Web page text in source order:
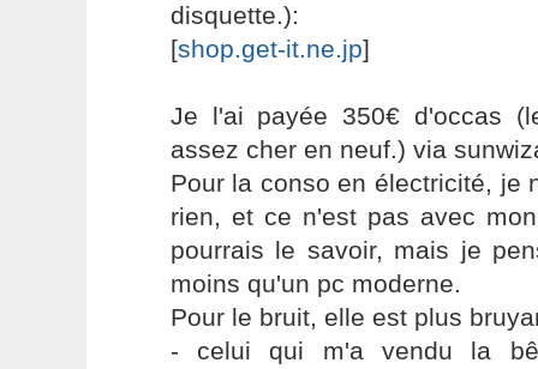
disquette.):
[shop.get-it.ne.jp]
Je l'ai payée 350€ d'occas
assez cher en neuf.) via
Pour la conso en électricité, je
rien, et ce n'est pas avec
pourrais le savoir, mais je
moins qu'un pc moderne.
Pour le bruit, elle est plus
- celui qui m'a vendu la